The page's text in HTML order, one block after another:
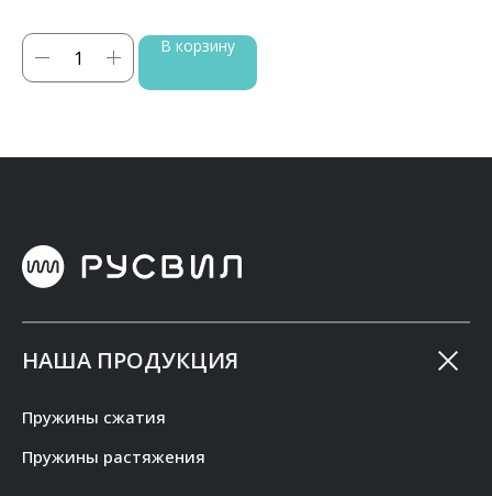
В корзину
НАША ПРОДУКЦИЯ
Пружины сжатия
Пружины растяжения